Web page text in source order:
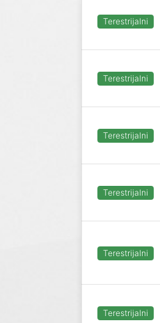
Terestrijalni
Terestrijalni
Terestrijalni
Terestrijalni
Terestrijalni
Terestrijalni